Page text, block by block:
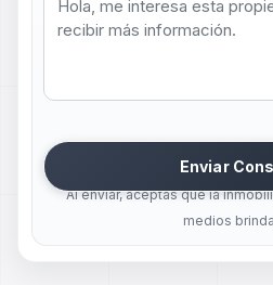
Enviar
Al enviar, aceptas que la
medios